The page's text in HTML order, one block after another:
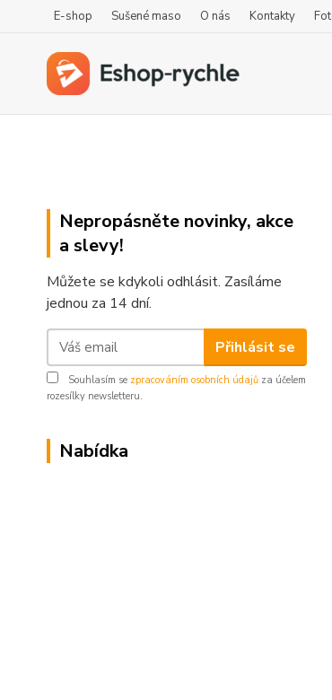
E-shop Sušené maso O nás Kontakty
Nepropásněte novinky, akce
a slevy!
Můžete se kdykoli odhlásit. Zasíláme
jednou za 14 dní.
Přihlásit se
Souhlasím se zpracováním osobních údajů za účelem
rozesílky newsletteru.
Nabídka